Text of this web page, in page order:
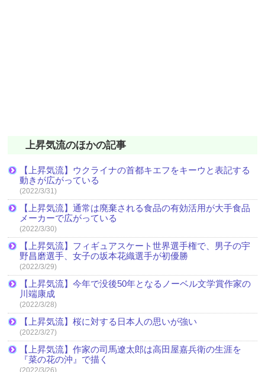
上昇気流のほかの記事
【上昇気流】ウクライナの首都キエフをキーウと表記する
動きが広がっている
(2022/3/31)
【上昇気流】通常は廃棄される食品の有効活用が大手食品
メーカーで広がっている
(2022/3/30)
【上昇気流】フィギュアスケート世界選手権で、男子の宇
野昌磨選手、女子の坂本花織選手が初優勝
(2022/3/29)
【上昇気流】今年で没後50年となるノーベル文学賞作家の
川端康成
(2022/3/28)
【上昇気流】桜に対する日本人の思いが強い
(2022/3/27)
【上昇気流】作家の司馬遼太郎は高田屋嘉兵衛の生涯を
『菜の花の沖』で描く
(2022/3/26)